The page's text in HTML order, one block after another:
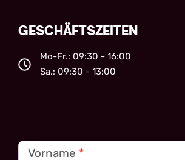
GESCHÄFTSZEITEN
Mo-Fr.: 09:30 - 16:00
Sa.: 09:30 - 13:00
Kontakt
Vorname *